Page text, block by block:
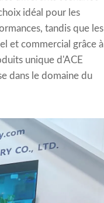
idéal pour les
tandis que les
et commercial grâce à
unique d'ACE
dans le domaine du